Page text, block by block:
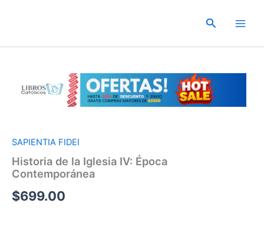
Buscar
SAPIENTIA FIDEI
Historia de la Iglesia IV: Época
Contemporánea
$699.00